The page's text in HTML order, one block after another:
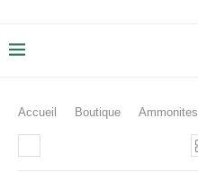
Accueil Boutique Ammonites